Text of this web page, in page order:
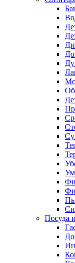
Посуда